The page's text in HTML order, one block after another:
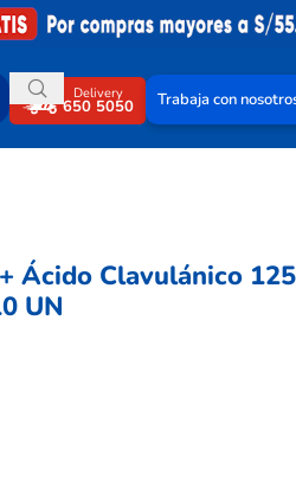
Delivery
650 5050 Trabaja con
Ácido Clavulánico
UN